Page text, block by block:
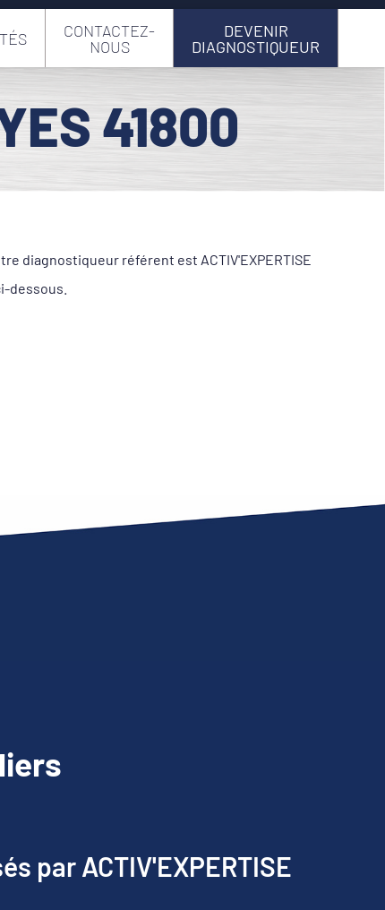
CONTACTEZ-
NOUS
DEVENIR
DIAGNOSTIQUEUR
41800
diagnostiqueur référent est ACTIV'EXPERTISE
dessous.
par ACTIV'EXPERTISE